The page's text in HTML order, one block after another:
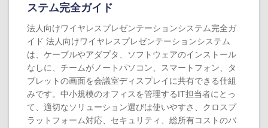
ステム完全ガイド
法人向けワイヤレスプレゼンテーションシステム完全ガ
イド 法人向けワイヤレスプレゼンテーションシステム
は、ケーブルやアダプタ、ソフトウェアのインストール
なしに、チームがノートパソコン、スマートフォン、タ
ブレットの画面を会議室ディスプレイに共有できる仕組
みです。中小規模のオフィスを管理するIT担当者にとっ
て、適切なソリューション選びは使いやすさ、クロスプ
ラットフォーム対応、セキュリティ、総所有コストのバ